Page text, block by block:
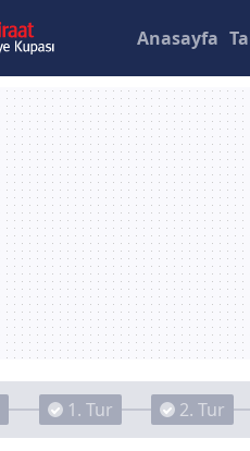
Anasayfa
1. Tur 2. Tur